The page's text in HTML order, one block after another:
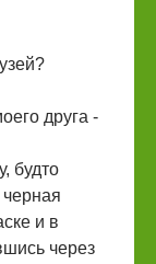
друга -
будто
и в
через